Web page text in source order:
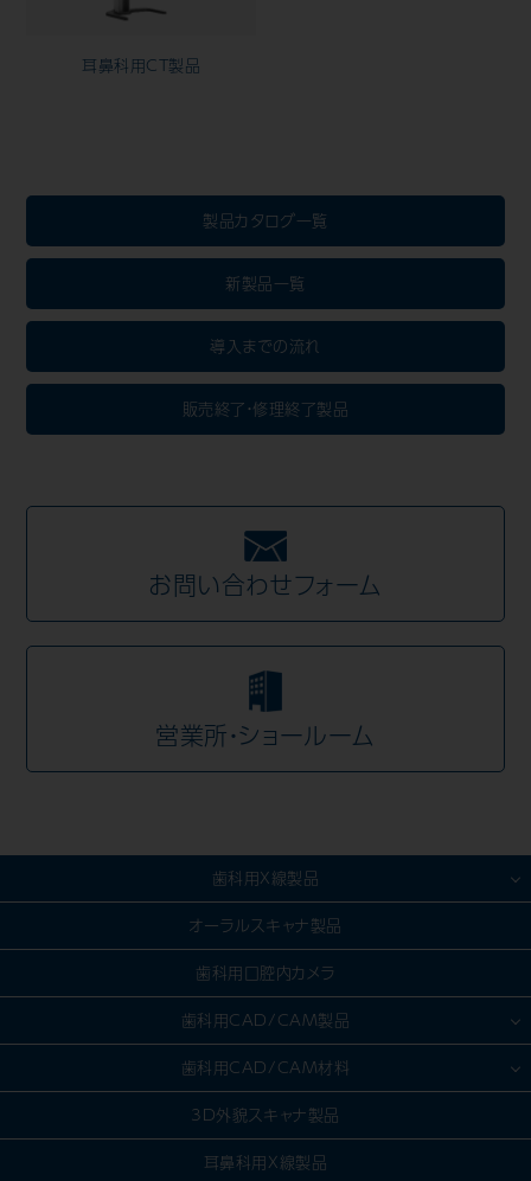
耳鼻科用CT製品
製品カタログ一覧
新製品一覧
導入までの流れ
販売終了・修理終了製品
お問い合わせフォーム
営業所・ショールーム
歯科用X線製品
歯科用CT製品
パノラマ/セファロ製品
デンタル（口内法）製品
IPスキャナー製品
デンタルセンサー製品
オーラルスキャナ製品
歯科用口腔内カメラ
歯科用CAD/CAM製品
模型製作
スキャン
歯科用CAD/CAM材料
セラミック
金属
3D外貌スキャナ製品
耳鼻科用X線製品